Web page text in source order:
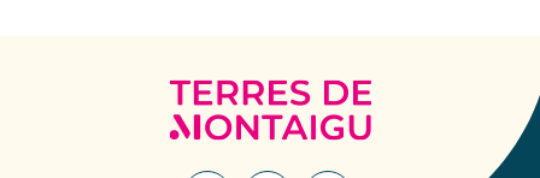
Terres
de